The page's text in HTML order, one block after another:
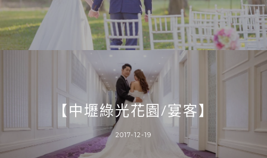
【中壢綠光花園/宴客】
2017-12-19